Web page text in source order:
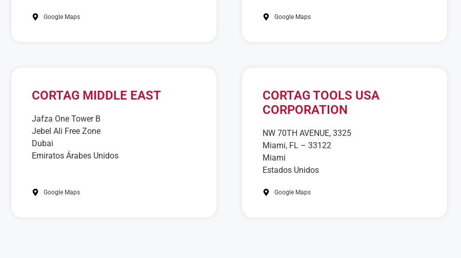
Google Maps Google Maps
CORTAG MIDDLE EAST
Jafza One Tower B
Jebel Ali Free Zone
Dubai
Emiratos Árabes Unidos
Google Maps
CORTAG TOOLS USA
CORPORATION
NW 70TH AVENUE, 3325
Miami, FL – 33122
Miami
Estados Unidos
Google Maps